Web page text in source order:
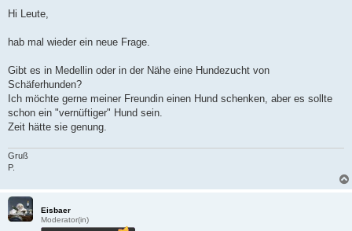
a
Hi Leute,
hab mal wieder ein neue Frage.
Gibt es in Medellin oder in der Nähe eine Hundezucht von
Schäferhunden?
Ich möchte gerne meiner Freundin einen Hund schenken, aber es sollte
schon ein "vernüftiger" Hund sein.
Zeit hätte sie genung.
Gruß
P.
Eisbaer
Moderator(in)